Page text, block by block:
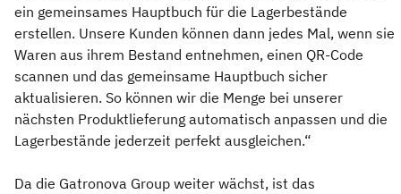
ein gemeinsames Hauptbuch für die Lagerbestände
erstellen. Unsere Kunden können dann jedes Mal, wenn sie
Waren aus ihrem Bestand entnehmen, einen QR-Code
scannen und das gemeinsame Hauptbuch sicher
aktualisieren. So können wir die Menge bei unserer
nächsten Produktlieferung automatisch anpassen und die
Lagerbestände jederzeit perfekt ausgleichen.“
Da die Gatronova Group weiter wächst, ist das